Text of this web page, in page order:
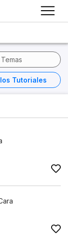
Temas
Tutoriales